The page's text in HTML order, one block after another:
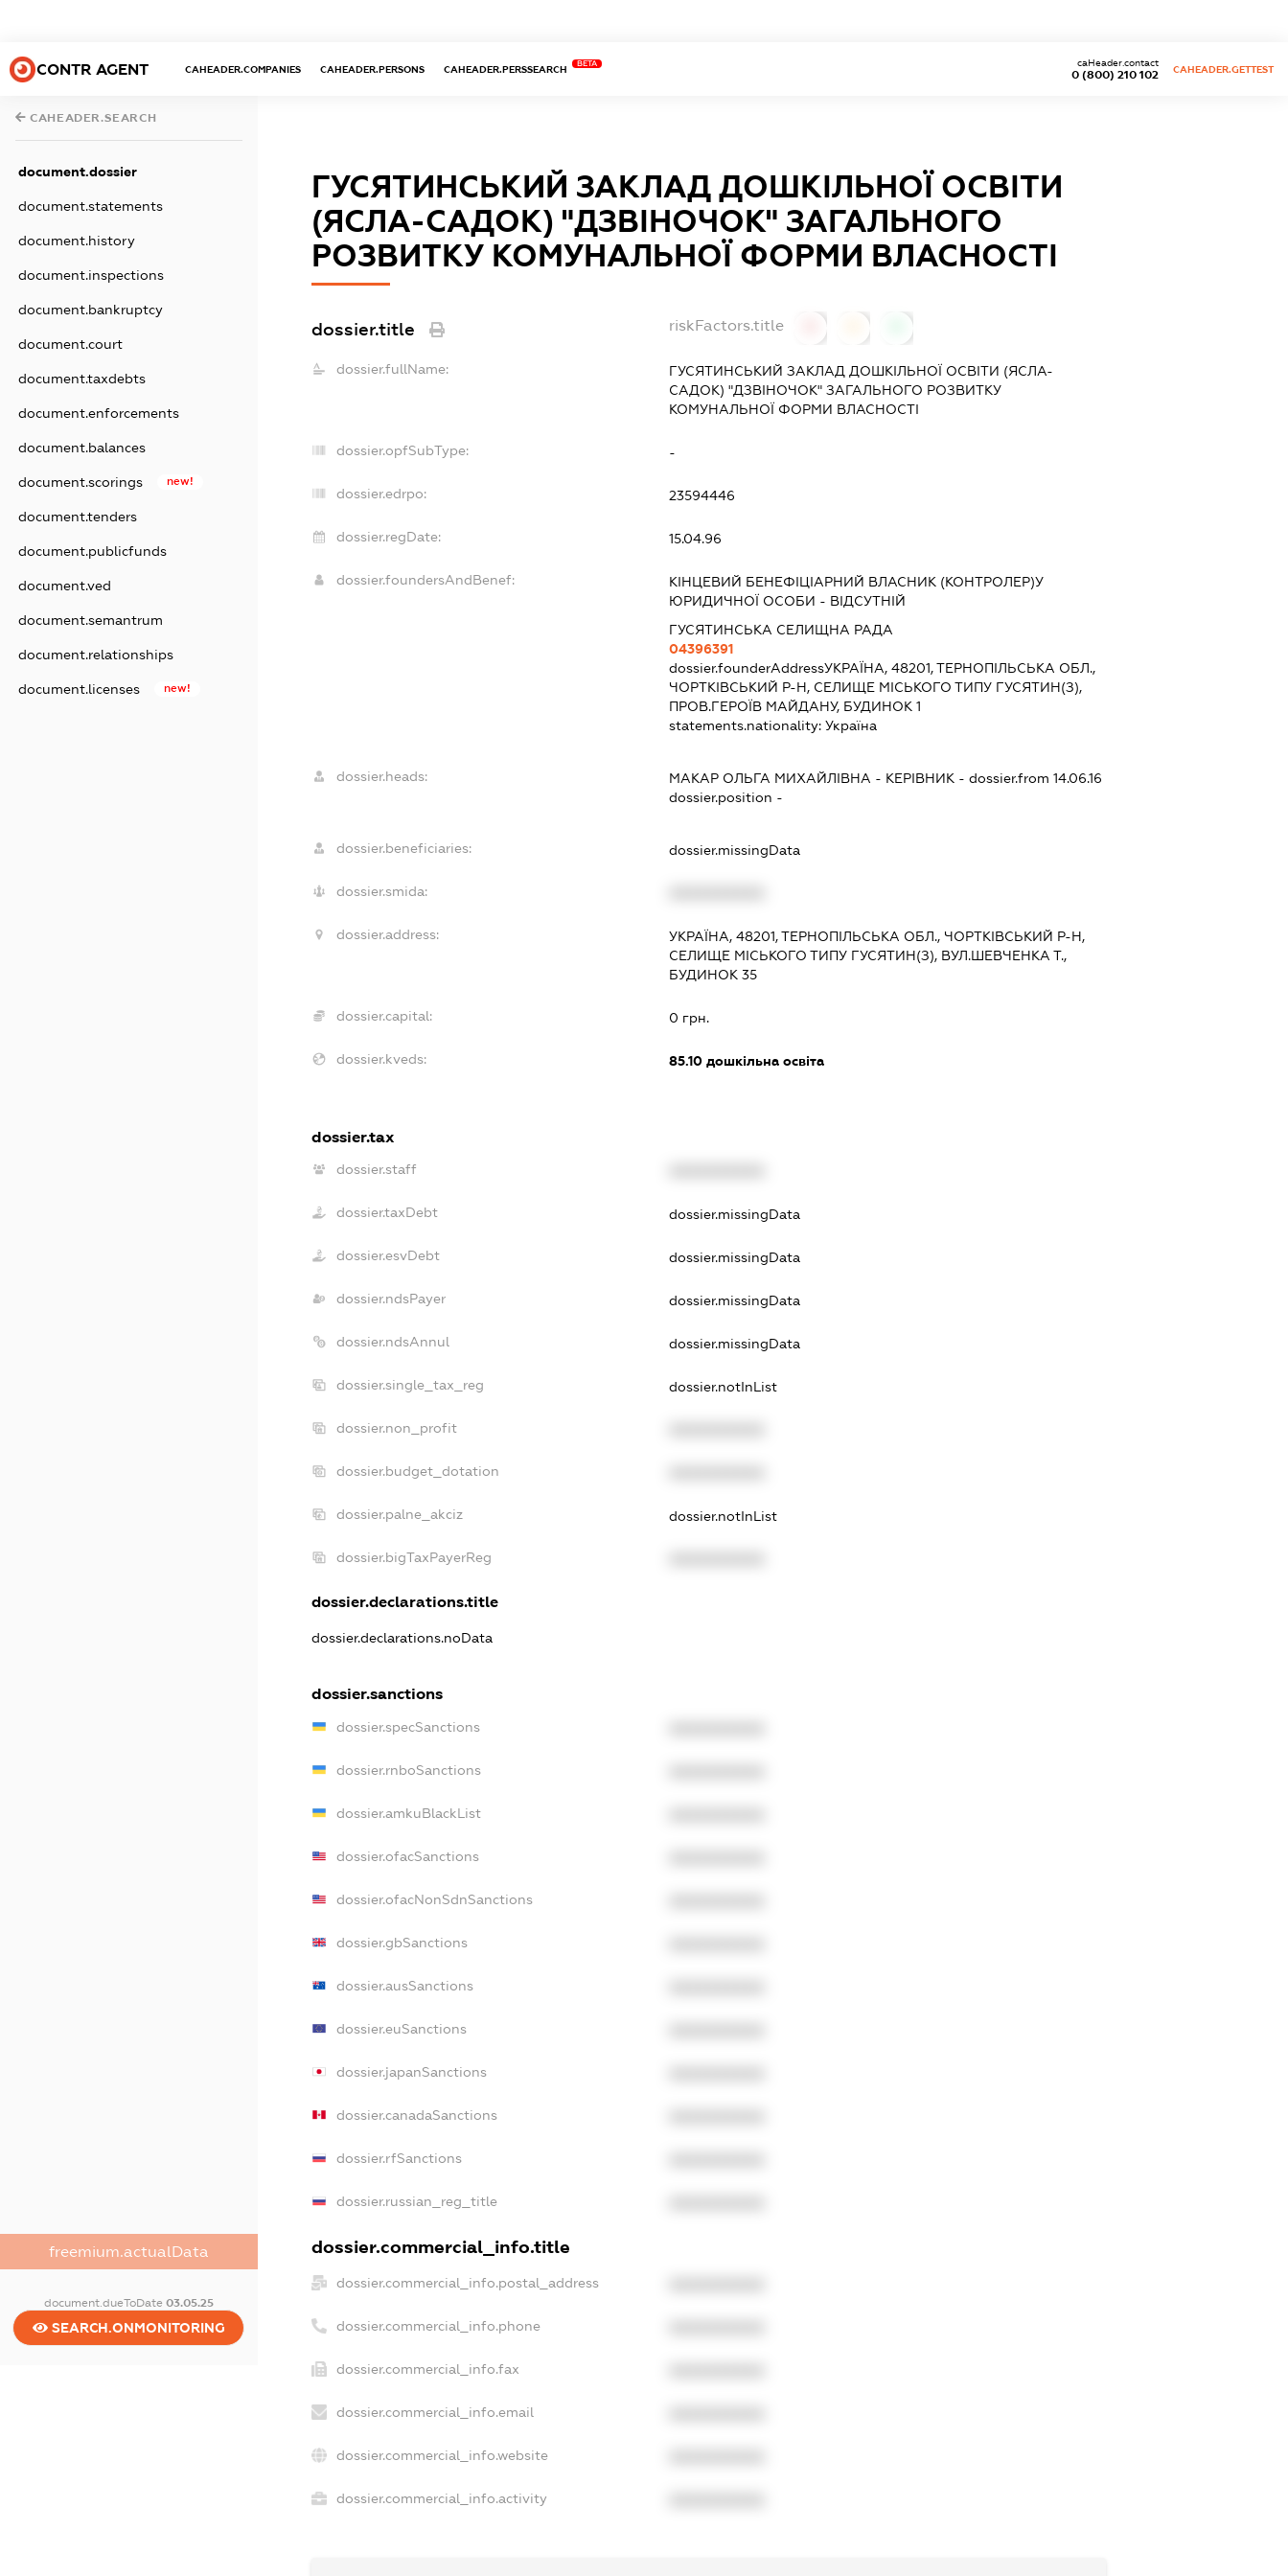
CONTR AGENT CAHEADER.COMPANIES CAHEADER.PERSONS CAHEADER.PERSSEARCH
BETA
0 (800) 210 102
caHeader.contact
CAHEADER.GETTEST
CAHEADER.SEARCH
document.dossier
document.statements
document.history
document.inspections
document.bankruptcy
document.court
document.taxdebts
document.enforcements
document.balances
document.scorings new!
document.tenders
document.publicfunds
document.ved
document.semantrum
document.relationships
document.licenses new!
freemium.actualData
document.dueToDate 03.05.25
SEARCH.ONMONITORING
ГУСЯТИНСЬКИЙ ЗАКЛАД ДОШКІЛЬНОЇ ОСВІТИ
(ЯСЛА-САДОК) "ДЗВІНОЧОК" ЗАГАЛЬНОГО
РОЗВИТКУ КОМУНАЛЬНОЇ ФОРМИ ВЛАСНОСТІ
dossier.title riskFactors.title
dossier.fullName:
ГУСЯТИНСЬКИЙ ЗАКЛАД ДОШКІЛЬНОЇ ОСВІТИ (ЯСЛА-
САДОК) "ДЗВІНОЧОК" ЗАГАЛЬНОГО РОЗВИТКУ
КОМУНАЛЬНОЇ ФОРМИ ВЛАСНОСТІ
dossier.opfSubType: -
dossier.edrpo: 23594446
dossier.regDate: 15.04.96
dossier.foundersAndBenef:
КІНЦЕВИЙ БЕНЕФІЦІАРНИЙ ВЛАСНИК (КОНТРОЛЕР)У
ЮРИДИЧНОЇ ОСОБИ - ВІДСУТНІЙ
ГУСЯТИНСЬКА СЕЛИЩНА РАДА
04396391
dossier.founderAddressУКРАЇНА, 48201, ТЕРНОПІЛЬСЬКА ОБЛ.,
ЧОРТКІВСЬКИЙ Р-Н, СЕЛИЩЕ МІСЬКОГО ТИПУ ГУСЯТИН(З),
ПРОВ.ГЕРОЇВ МАЙДАНУ, БУДИНОК 1
statements.nationality: Україна
dossier.heads: МАКАР ОЛЬГА МИХАЙЛІВНА - КЕРІВНИК - dossier.from 14.06.16
dossier.position -
dossier.beneficiaries: dossier.missingData
dossier.smida:
dossier.address:
УКРАЇНА, 48201, ТЕРНОПІЛЬСЬКА ОБЛ., ЧОРТКІВСЬКИЙ Р-Н,
СЕЛИЩЕ МІСЬКОГО ТИПУ ГУСЯТИН(З), ВУЛ.ШЕВЧЕНКА Т.,
БУДИНОК 35
dossier.capital: 0 грн.
dossier.kveds: 85.10дошкільна освіта
dossier.tax
dossier.staff
dossier.taxDebt dossier.missingData
dossier.esvDebt dossier.missingData
dossier.ndsPayer dossier.missingData
dossier.ndsAnnul dossier.missingData
dossier.single_tax_reg dossier.notInList
dossier.non_profit
dossier.budget_dotation
dossier.palne_akciz dossier.notInList
dossier.bigTaxPayerReg
dossier.declarations.title
dossier.declarations.noData
dossier.sanctions
dossier.specSanctions
dossier.rnboSanctions
dossier.amkuBlackList
dossier.ofacSanctions
dossier.ofacNonSdnSanctions
dossier.gbSanctions
dossier.ausSanctions
dossier.euSanctions
dossier.japanSanctions
dossier.canadaSanctions
dossier.rfSanctions
dossier.russian_reg_title
dossier.commercial_info.title
dossier.commercial_info.postal_address
dossier.commercial_info.phone
dossier.commercial_info.fax
dossier.commercial_info.email
dossier.commercial_info.website
dossier.commercial_info.activity